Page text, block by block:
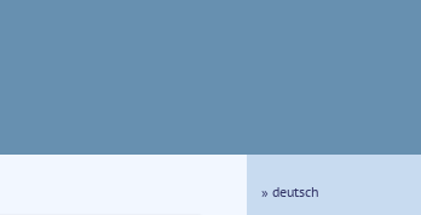
» deutsch